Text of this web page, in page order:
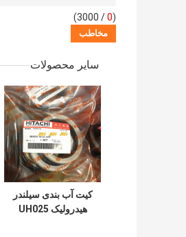
(
0
/ 3000)
سایر محصولات
کیت آب بندی سیلندر
هیدرولیک UH025